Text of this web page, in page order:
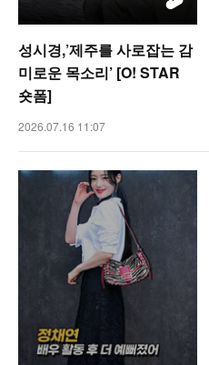
성시경,’제주를 사로잡는 감
미로운 목소리’ [O! STAR
숏폼]
2026.07.16 11:07